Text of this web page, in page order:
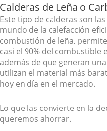
Calderas de Leña o
Este tipo de calderas son
mundo de la calefacción
combustión de leña,
casi el 90% del combustible
además de que generan
utilizan el material más
hoy en día en el mercado.
Lo que las convierte en la
queremos ahorrar.